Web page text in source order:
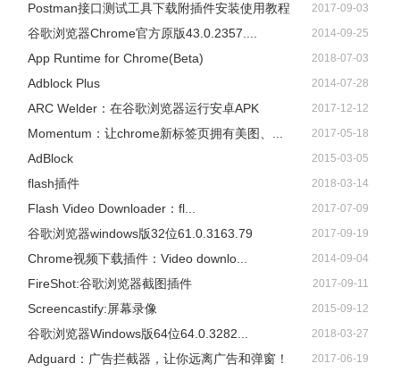
Postman接口测试工具下载附插件安装使用教程 2017-09-03
谷歌浏览器Chrome官方原版43.0.2357.... 2014-09-25
App Runtime for Chrome(Beta) 2018-07-03
Adblock Plus 2014-07-28
ARC Welder：在谷歌浏览器运行安卓APK 2017-12-12
Momentum：让chrome新标签页拥有美图、... 2017-05-18
AdBlock 2015-03-05
flash插件 2018-03-14
Flash Video Downloader：fl... 2017-07-09
谷歌浏览器windows版32位61.0.3163.79 2017-09-19
Chrome视频下载插件：Video downlo... 2014-09-04
FireShot:谷歌浏览器截图插件 2017-09-11
Screencastify:屏幕录像 2015-09-12
谷歌浏览器Windows版64位64.0.3282... 2018-03-27
Adguard：广告拦截器，让你远离广告和弹窗！ 2017-06-19